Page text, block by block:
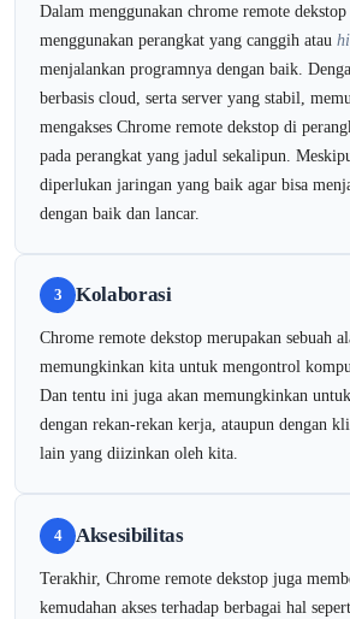
Dalam menggunakan chrome remote
menggunakan perangkat yang canggih atau
menjalankan programnya dengan baik.
berbasis cloud, serta server yang stabil,
mengakses Chrome remote dekstop di
pada perangkat yang jadul sekalipun.
diperlukan jaringan yang baik agar bisa
dengan baik dan lancar.
3 Kolaborasi
Chrome remote dekstop merupakan sebuah
memungkinkan kita untuk mengontrol
Dan tentu ini juga akan memungkinkan
dengan rekan-rekan kerja, ataupun dengan
lain yang diizinkan oleh kita.
4 Aksesibilitas
Terakhir, Chrome remote dekstop juga
kemudahan akses terhadap berbagai hal